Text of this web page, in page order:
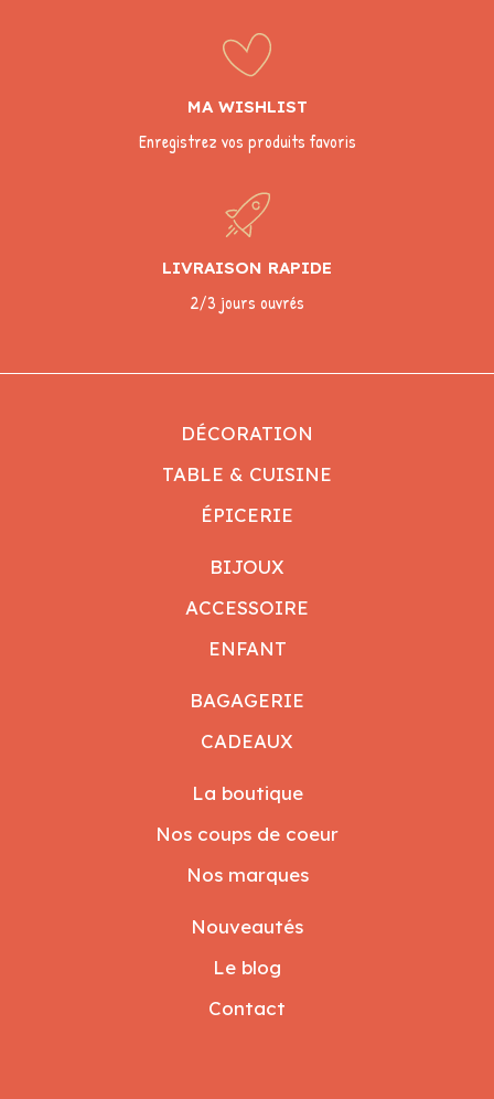
MA WISHLIST
Enregistrez vos produits favoris
LIVRAISON RAPIDE
2/3 jours ouvrés
DÉCORATION
TABLE & CUISINE
ÉPICERIE
BIJOUX
ACCESSOIRE
ENFANT
BAGAGERIE
CADEAUX
La boutique
Nos coups de coeur
Nos marques
Nouveautés
Le blog
Contact